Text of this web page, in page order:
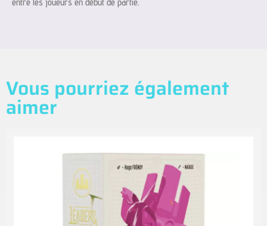
Vous pourriez également
aimer